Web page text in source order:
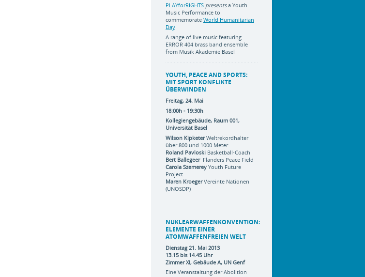
PLAYforRIGHTS presentsa Youth
Music Performance to
commemorate World Humanitarian
Day
A range of live music featuring
ERROR 404 brass band ensemble
from Musik Akademie Basel
YOUTH, PEACE AND SPORTS:
MIT SPORT KONFLIKTE
ÜBERWINDEN
Freitag, 24. Mai
18:00h - 19:30h
Kollegiengebäude, Raum 001,
Universität Basel
Wilson KipketerWeltrekordhalter
über 800 und 1000 Meter
Roland Pavloski Basketball-Coach
Bert Ballegeer Flanders Peace Field
Carola Szemerey Youth Future
Project
Maren KroegerVereinte Nationen
(UNOSDP)
NUKLEARWAFFENKONVENTION:
ELEMENTE EINER
ATOMWAFFENFREIEN WELT
Dienstag21. Mai 2013
13.15 bis 14.45 Uhr
Zimmer XI, Gebäude A, UN Genf
Eine Veranstaltung der Abolition